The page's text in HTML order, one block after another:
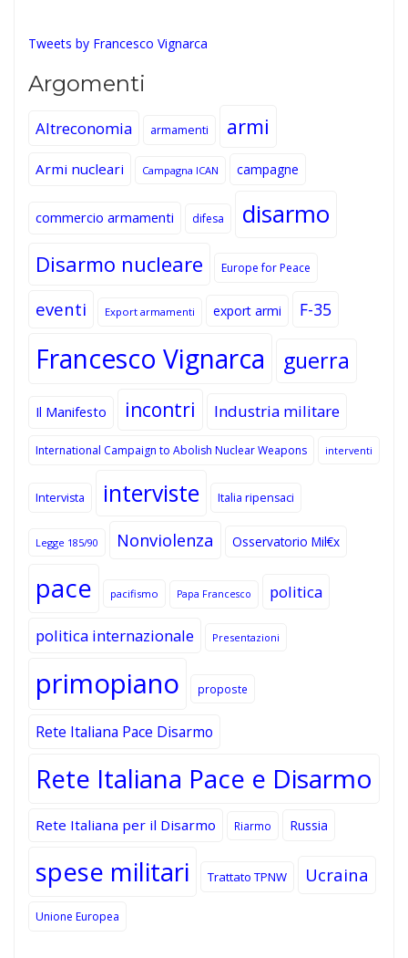
Tweets by Francesco Vignarca
Argomenti
Altreconomia armamenti armi
Armi nucleari Campagna ICAN campagne
commercio armamenti difesa disarmo
Disarmo nucleare Europe for Peace
eventi Export armamenti export armi F-35
Francesco Vignarca guerra
Il Manifesto incontri Industria militare
International Campaign to Abolish Nuclear Weapons interventi
Intervista interviste Italia ripensaci
Legge 185/90 Nonviolenza Osservatorio Mil€x
pace pacifismo Papa Francesco politica
politica internazionale Presentazioni
primopiano proposte
Rete Italiana Pace Disarmo
Rete Italiana Pace e Disarmo
Rete Italiana per il Disarmo Riarmo Russia
spese militari Trattato TPNW Ucraina
Unione Europea